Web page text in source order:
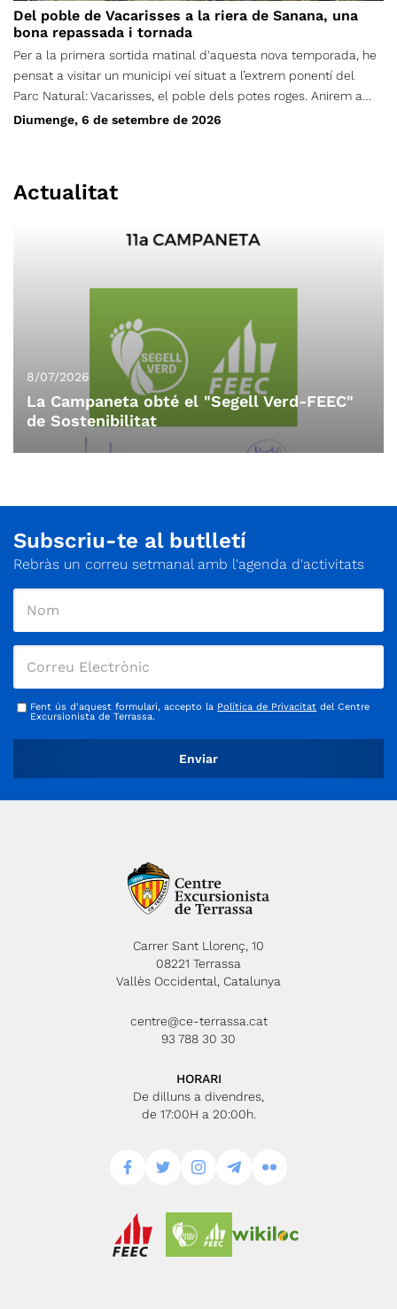
Del poble de Vacarisses a la riera de Sanana, una
bona repassada i tornada
Per a la primera sortida matinal d'aquesta nova temporada, he
pensat a visitar un municipi veí situat a l’extrem ponentí del
Parc Natural: Vacarisses, el poble dels potes roges. Anirem a
recórrer part de les dues ribes de la riera de Sanana i del
temps de marxa, els visitarem tots o només els troncals.
situat sota el km 1.0 de la carretera de Vacarisses a la Bauma
llarga per esmorzar). Per tant, serà un traçat trencacames i
exigent físicament.
Diumenge, 6 de setembre de 2026
Actualitat
8/07/2026
La Campaneta obté el "Segell Verd-FEEC"
de Sostenibilitat
Subscriu-te al butlletí
Rebràs un correu setmanal amb l'agenda d'activitats
Fent ús d'aquest formulari, accepto la Política de Privacitat del Centre
Excursionista de Terrassa.
Carrer Sant Llorenç, 10
08221 Terrassa
Vallès Occidental, Catalunya
centre@ce-terrassa.cat
93 788 30 30
HORARI
De dilluns a divendres,
de 17:00H a 20:00h.